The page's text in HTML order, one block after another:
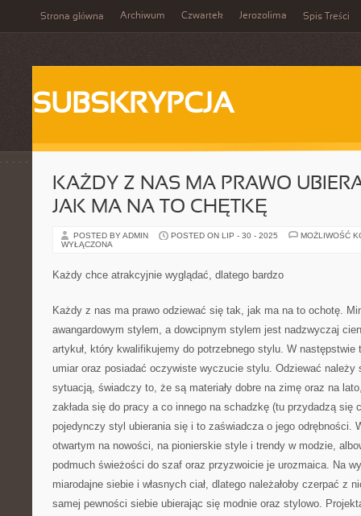
Strona główna Archiwum Czwartek Jerozolima Spis Treści
SUBSKRYPCJA
KAŻDY Z NAS MA PRAWO
JAK MA NA TO CHĘTKĘ
POSTED BY ADMIN POSTED ON LIP - 30 - 2025
MOŻLIWOŚĆ
WYŁĄCZONA
Każdy chce atrakcyjnie wyglądać, dlatego bardzo
Każdy z nas ma prawo odziewać się tak, jak ma na to ochotę.
awangardowym stylem, a dowcipnym stylem jest nadzwyczaj
artykuł, który kwalifikujemy do potrzebnego stylu. W następstwie
umiar oraz posiadać oczywiste wyczucie stylu. Odziewać należy
sytuacją, świadczy to, że są materiały dobre na zimę oraz na
zakłada się do pracy a co innego na schadzkę (tu przydadzą się
pojedynczy styl ubierania się i to zaświadcza o jego odrębności.
otwartym na nowości, na pionierskie style i trendy w modzie,
podmuch świeżości do szaf oraz przyzwoicie je urozmaica. Na
miarodajne siebie i własnych ciał, dlatego należałoby czerpać z
samej pewności siebie ubierając się modnie oraz stylowo.